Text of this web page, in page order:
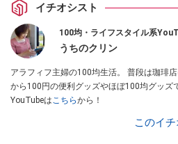
イチオシスト
100均・ライフスタイル系
うちのクリン
アラフィフ主婦の100均生活。 普段は珈琲
から100円の便利グッズやほぼ100均グッズ
YouTubeはこちらから！
このイ